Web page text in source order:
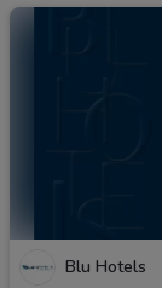
Blu Hotels